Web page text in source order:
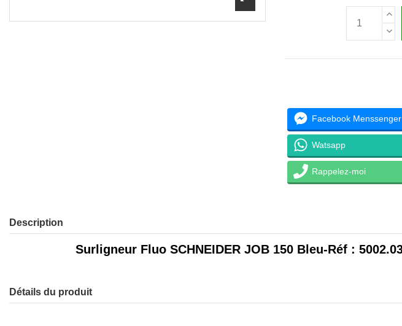
Facebook Menssenger
Watsapp
Rappelez-moi
Description
Surligneur Fluo SCHNEIDER JOB 150 Bleu-Réf :
Détails du produit